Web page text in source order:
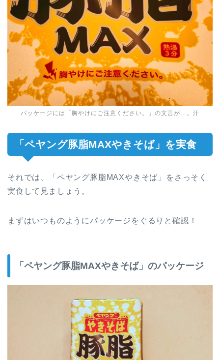
パッケージには「胸やけにご注意ください。」の文言が…。汗
「ペヤング豚脂MAXやきそば」を実食
それでは、「ペヤング豚脂MAXやきそば」をさっそく
実食して見ましょう。
まずはいつものようにパッケージをぐるりと確認！
「ペヤング豚脂MAXやきそば」のパッケージ